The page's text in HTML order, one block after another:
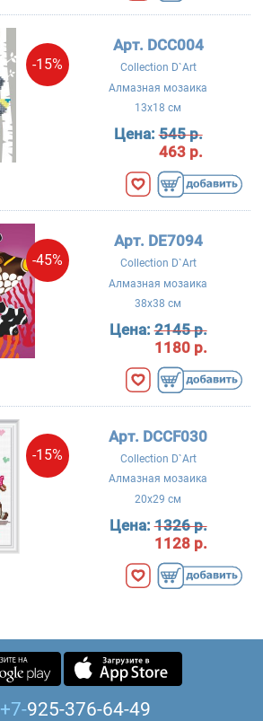
-15%
Арт. DCC004
Collection D`Art
Алмазная мозаика
13x18 см
Цена:545 р.
463 р.
-45%
Арт. DE7094
Collection D`Art
Алмазная мозаика
38x38 см
Цена:2145 р.
1180 р.
-15%
Арт. DCCF030
Collection D`Art
Алмазная мозаика
20x29 см
Цена:1326 р.
1128 р.
+7-925-376-64-49